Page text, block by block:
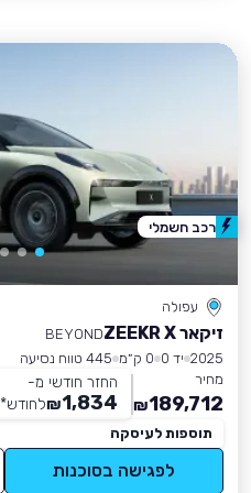
עפולה
זיקאר ZEEKR X
BEYOND
2025 יד 0 0 ק״מ
445 טווח נסיעה
מחיר
189,712
₪
החזר חודשי מ-
1,834
₪לחודש*
תוספות לעיסקה
לפגישה בסוכנות
רכב חשמלי